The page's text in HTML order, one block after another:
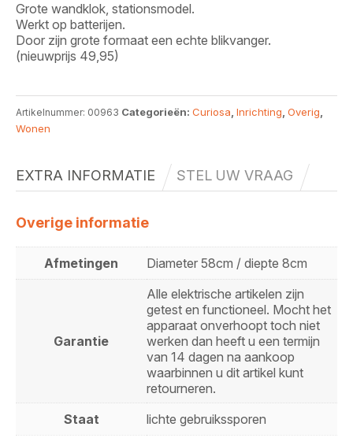
Grote wandklok, stationsmodel.
Werkt op batterijen.
Door zijn grote formaat een echte blikvanger.
(nieuwprijs 49,95)
Artikelnummer: 00963 Categorieën: Curiosa Inrichting Overig
Wonen
EXTRA INFORMATIE STEL UW VRAAG
Overige informatie
Afmetingen Diameter 58cm / diepte 8cm
Garantie
Alle elektrische artikelen zijn
getest en functioneel. Mocht het
apparaat onverhoopt toch niet
werken dan heeft u een termijn
van 14 dagen na aankoop
waarbinnen u dit artikel kunt
retourneren.
Staat
lichte gebruikssporen